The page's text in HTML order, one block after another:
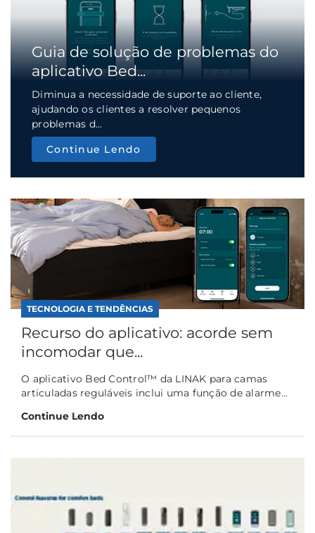
Guia de solução de problemas do
aplicativo Bed...
Diminua a necessidade de suporte ao cliente,
ajudando os clientes a resolver pequenos
problemas d...
Continue Lendo
TECNOLOGIA E TENDÊNCIAS
Recurso do aplicativo: acorde sem
incomodar que...
O aplicativo Bed Control™ da LINAK para camas
articuladas reguláveis inclui uma função de alarme...
Continue Lendo